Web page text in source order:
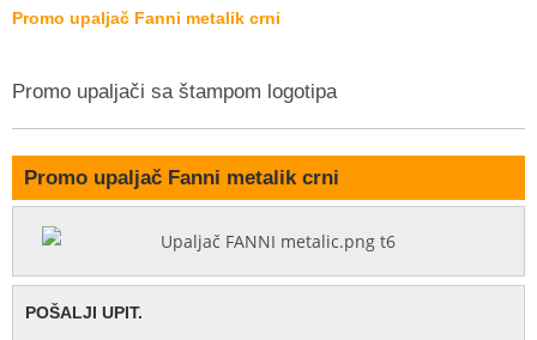
Promo upaljač Fanni metalik crni
Promo upaljači sa štampom logotipa
Promo upaljač Fanni metalik crni
POŠALJI UPIT.